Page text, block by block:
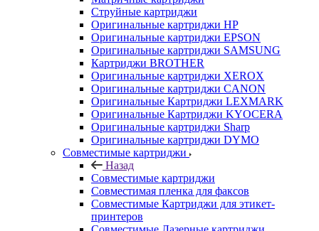
Струйные картриджи
Оригинальные картриджи HP
Оригинальные картриджи EPSON
Оригинальные картриджи SAMSUNG
Картриджи BROTHER
Оригинальные картриджи XEROX
Оригинальные картриджи CANON
Оригинальные Картриджи LEXMARK
Оригинальные Картриджи KYOCERA
Оригинальные картриджи Sharp
Оригинальные картриджи DYMO
Совместимые картриджи
Назад
Совместимые картриджи
Совместимая пленка для факсов
Совместимые Картриджи для этикет-
принтеров